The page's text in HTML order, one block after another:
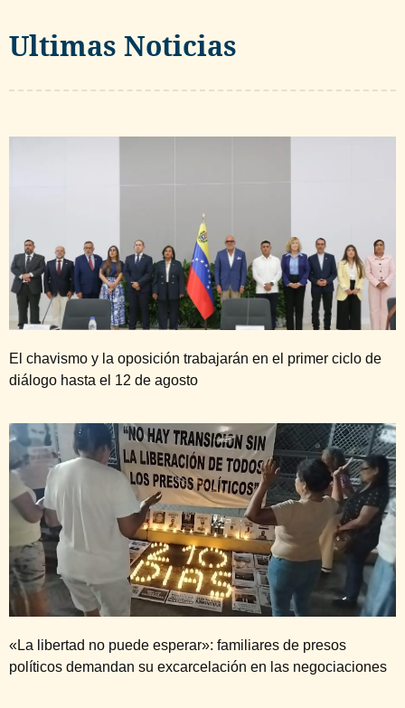
Ultimas Noticias
El chavismo y la oposición trabajarán en el primer ciclo de
diálogo hasta el 12 de agosto
«La libertad no puede esperar»: familiares de presos
políticos demandan su excarcelación en las negociaciones